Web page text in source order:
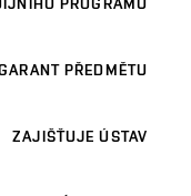
PŘEDMĚTU
ZAJIŠŤUJE ÚSTAV